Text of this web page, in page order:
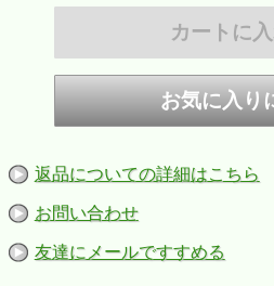
返品についての詳細はこちら
お問い合わせ
友達にメールですすめる